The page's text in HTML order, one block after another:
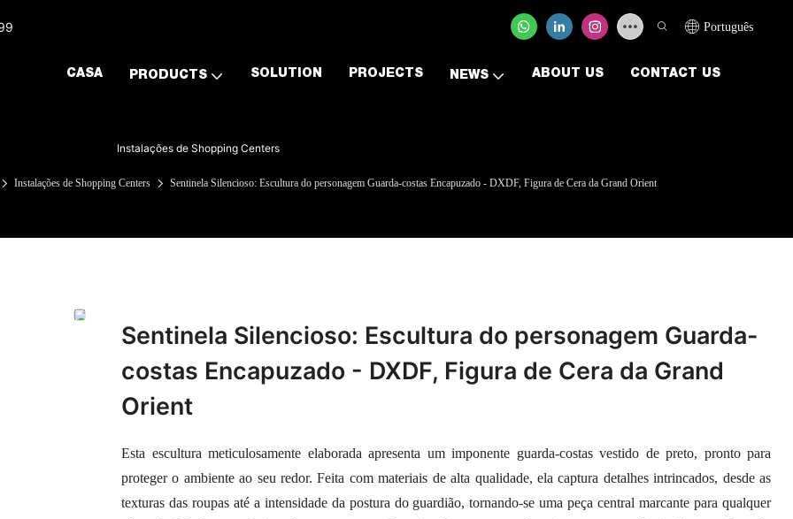
Português
CASA PRODUCTS SOLUTION PROJECTS NEWS ABOUT US CONTACT US
Instalações de Shopping Centers
Instalações de Shopping Centers Sentinela Silencioso: Escultura do personagem Guarda-costas Encapuzado - DXDF, Figura de Cera da Grand Orient
Sentinela Silencioso: Escultura do personagem Guarda-
costas Encapuzado - DXDF, Figura de Cera da Grand
Orient
Esta escultura meticulosamente elaborada apresenta um imponente guarda-costas vestido de preto, pronto para
proteger o ambiente ao seu redor. Feita com materiais de alta qualidade, ela captura detalhes intrincados, desde as
texturas das roupas até a intensidade da postura do guardião, tornando-se uma peça central marcante para qualquer